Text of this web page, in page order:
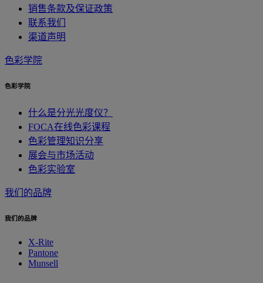
销售条款及保证政策
联系我们
渠道声明
色彩学院
色彩学院
什么是分光光度仪？
FOCA在线色彩课程
色彩管理知识分享
展会与市场活动
色彩实验室
我们的品牌
我们的品牌
X-Rite
Pantone
Munsell